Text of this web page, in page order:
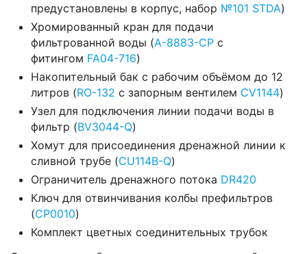
предустановлены в корпус, набор №101 STDA)
Хромированный кран для подачи
фильтрованной воды (A-8883-CP с
фитингом FA04-716)
Накопительный бак с рабочим объёмом до 12
литров (RO-132 с запорным вентилем CV1144)
Узел для подключения линии подачи воды в
фильтр (BV3044-Q)
Хомут для присоединения дренажной линии к
сливной трубе (CU114B-Q)
Ограничитель дренажного потока DR420
Ключ для отвинчивания колбы префильтров
(CP0010)
Комплект цветных соединительных трубок